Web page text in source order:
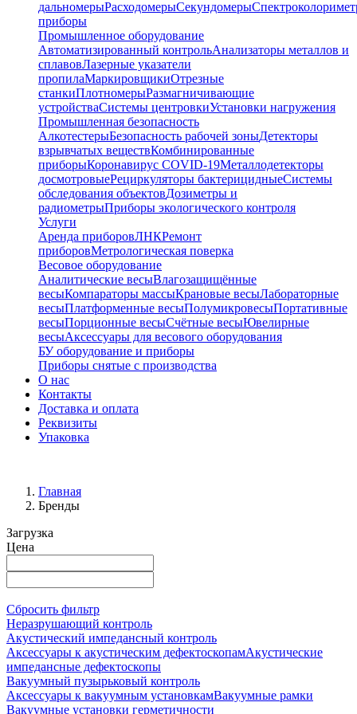
дальномерыРасходомерыСекундомеры
приборы
Промышленное оборудование
Автоматизированный контрольАнализаторы металлов и
сплавовЛазерные указатели
пропилаМаркировщикиОтрезные
станкиПлотномерыРазмагничивающие
устройстваСистемы центровкиУстановки нагружения
Промышленная безопасность
АлкотестерыБезопасность рабочей зоныДетекторы
взрывчатых веществКомбинированные
приборыКоронавирус COVID-19Металлодетекторы
досмотровыеРециркуляторы бактерицидныеСистемы
обследования объектовДозиметры и
радиометрыПриборы экологического контроля
Услуги
Аренда приборовЛНКРемонт
приборовМетрологическая поверка
Весовое оборудование
Аналитические весыВлагозащищённые
весыКомпараторы массыКрановые весыЛабораторные
весыПлатформенные весыПолумикровесыПортативные
весыПорционные весыСчётные весыЮвелирные
весыАксессуары для весового оборудования
БУ оборудование и приборы
Приборы снятые с производства
О нас
Контакты
Доставка и оплата
Реквизиты
Упаковка
Главная
Бренды
Загрузка
Цена
Сбросить фильтр
Неразрушающий контроль
Акустический импедансный контроль
Аксессуары к акустическим дефектоскопамАкустические
импедансные дефектоскопы
Вакуумный пузырьковый контроль
Аксессуары к вакуумным установкамВакуумные рамки
Вакуумные установки герметичности